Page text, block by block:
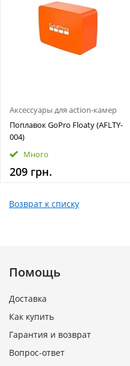
Аксессуары для action-камер
Поплавок GoPro Floaty (AFLTY-
004)
Много
209 грн.
Возврат к списку
Помощь
Доставка
Как купить
Гарантия и возврат
Вопрос-ответ